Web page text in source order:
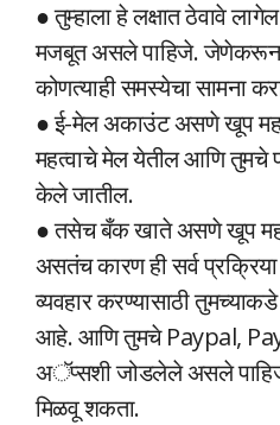
● तुम्हाला हे लक्षात ठेवावे
मजबूत असले पाहिजे. जेणेकरून
कोणत्याही समस्येचा सामना
● ई-मेल अकाउंट असणे खूप
महत्वाचे मेल येतील आणि तुमचे
केले जातील.
● तसेच बँक खाते असणे खूप
असतंच कारण ही सर्व
व्यवहार करण्यासाठी
आहे. आणि तुमचे Paypal,
अॅप्सशी जोडलेले असले
मिळवू शकता.